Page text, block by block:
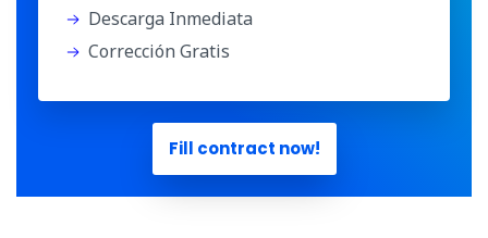
Descarga Inmediata
Corrección Gratis
Fill contract now!